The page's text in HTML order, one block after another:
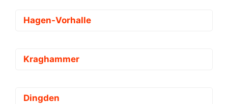
Hagen-Vorhalle
Kraghammer
Dingden